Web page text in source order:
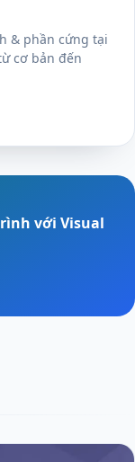
& phần cứng tại
cơ bản đến
với Visual